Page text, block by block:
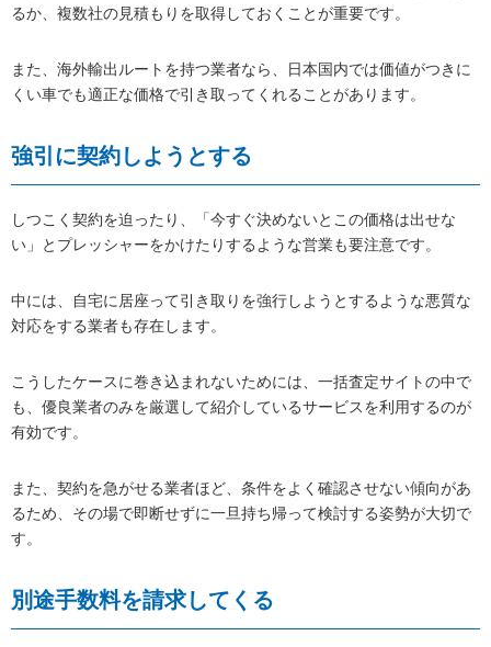
るか、複数社の見積もりを取得しておくことが重要です。
また、海外輸出ルートを持つ業者なら、日本国内では価値がつきに
くい車でも適正な価格で引き取ってくれることがあります。
強引に契約しようとする
しつこく契約を迫ったり、「今すぐ決めないとこの価格は出せな
い」とプレッシャーをかけたりするような営業も要注意です。
中には、自宅に居座って引き取りを強行しようとするような悪質な
対応をする業者も存在します。
こうしたケースに巻き込まれないためには、一括査定サイトの中で
も、優良業者のみを厳選して紹介しているサービスを利用するのが
有効です。
また、契約を急がせる業者ほど、条件をよく確認させない傾向があ
るため、その場で即断せずに一旦持ち帰って検討する姿勢が大切で
す。
別途手数料を請求してくる